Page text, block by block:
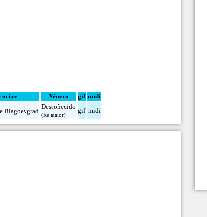
orixe Xénero gif midi
Blagoevgrad
Descoñecido
(Ré maior)
gif midi